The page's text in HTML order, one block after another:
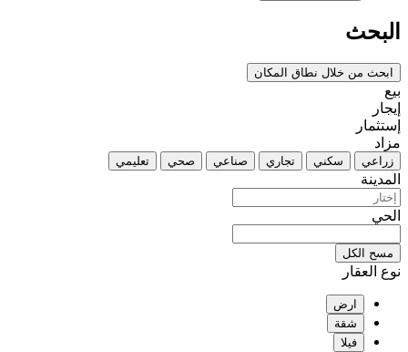
البحث
ابحث من خلال نطاق المكان
بيع
إيجار
إستثمار
مزاد
زراعي سكني تجاري صناعي صحي تعليمي
المدينة
الحي
مسح الكل
نوع العقار
ارض
شقة
فيلا